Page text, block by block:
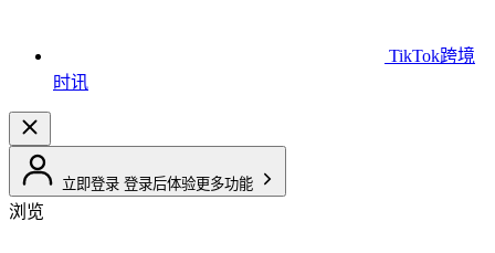
TikTok跨境
时讯
立即登录 登录后体验更多功能
浏览